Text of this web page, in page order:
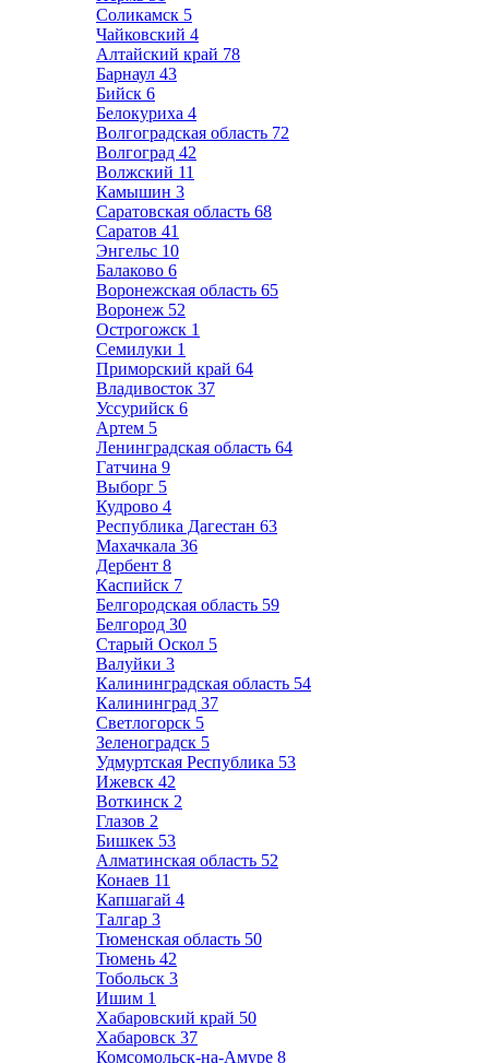
Соликамск 5
Чайковский 4
Алтайский край 78
Барнаул 43
Бийск 6
Белокуриха 4
Волгоградская область 72
Волгоград 42
Волжский 11
Камышин 3
Саратовская область 68
Саратов 41
Энгельс 10
Балаково 6
Воронежская область 65
Воронеж 52
Острогожск 1
Семилуки 1
Приморский край 64
Владивосток 37
Уссурийск 6
Артем 5
Ленинградская область 64
Гатчина 9
Выборг 5
Кудрово 4
Республика Дагестан 63
Махачкала 36
Дербент 8
Каспийск 7
Белгородская область 59
Белгород 30
Старый Оскол 5
Валуйки 3
Калининградская область 54
Калининград 37
Светлогорск 5
Зеленоградск 5
Удмуртская Республика 53
Ижевск 42
Воткинск 2
Глазов 2
Бишкек 53
Алматинская область 52
Конаев 11
Капшагай 4
Талгар 3
Тюменская область 50
Тюмень 42
Тобольск 3
Ишим 1
Хабаровский край 50
Хабаровск 37
Комсомольск-на-Амуре 8